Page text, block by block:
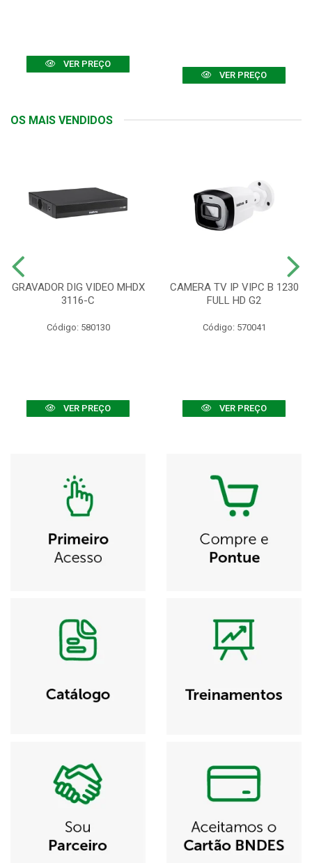
VER PREÇO
VER PREÇO
OS MAIS VENDIDOS
GRAVADOR DIG VIDEO MHDX
3116-C
Código: 580130
VER PREÇO
CAMERA TV IP VIPC B 1230
FULL HD G2
Código: 570041
VER PREÇO